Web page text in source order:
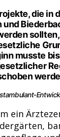
die in
musste
ein